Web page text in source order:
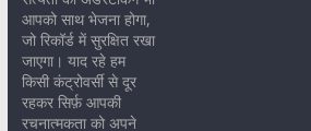
आपको साथ भेजना होगा,
जो रिकॉर्ड में सुरक्षित रखा
जाएगा। याद रहे हम
किसी कंट्रोवर्सी से दूर
रहकर सिर्फ़ आपकी
रचनात्मकता को अपने